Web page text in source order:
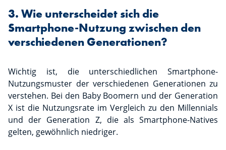
3. Wie unterscheidet sich die
Smartphone-Nutzung zwischen den
verschiedenen Generationen?
Wichtig ist, die unterschiedlichen Smartphone-
Nutzungsmuster der verschiedenen Generationen zu
verstehen. Bei den Baby Boomern und der Generation
X ist die Nutzungsrate im Vergleich zu den Millennials
und der Generation Z, die als Smartphone-Natives
gelten, gewöhnlich niedriger.